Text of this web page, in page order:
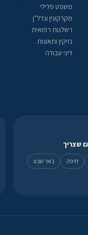
משפט פלילי
מקרקעין ונדל"ן
רשלנות רפואית
נזיקין ותאונות
דיני עבודה
שצריך
חיפה
באר שבע